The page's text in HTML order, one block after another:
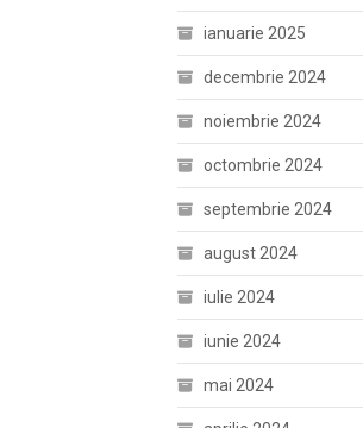
ianuarie 2025
decembrie 2024
noiembrie 2024
octombrie 2024
septembrie 2024
august 2024
iulie 2024
iunie 2024
mai 2024